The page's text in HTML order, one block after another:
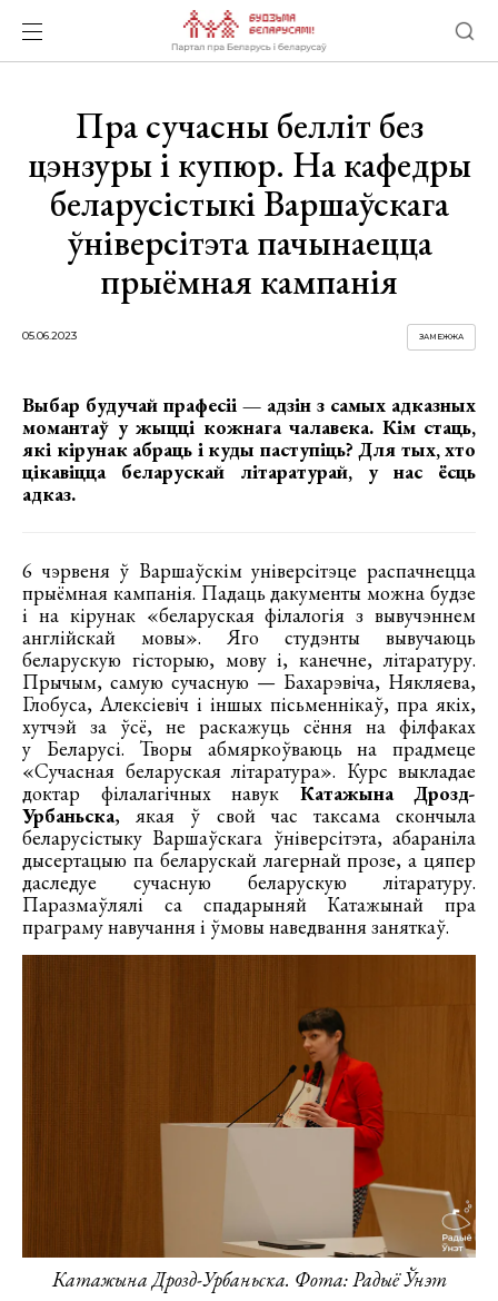
Пра сучасны белліт без
цэнзуры і купюр. На кафедры
беларусістыкі Варшаўскага
ўніверсітэта пачынаецца
прыёмная кампанія
05.06.2023 ЗАМЕЖЖА
Выбар будучай прафесіі — адзін з самых адказных
момантаў у жыцці кожнага чалавека. Кім стаць,
які кірунак абраць і куды паступіць? Для тых, хто
цікавіцца беларускай літаратурай, у нас ёсць
адказ.
6 чэрвеня ў Варшаўскім універсітэце распачнецца
прыёмная кампанія. Падаць дакументы можна будзе
і на кірунак «беларуская філалогія з вывучэннем
англійскай мовы». Яго студэнты вывучаюць
беларускую гісторыю, мову і, канечне, літаратуру.
Прычым, самую сучасную — Бахарэвіча, Някляева,
Глобуса, Алексіевіч і іншых пісьменнікаў, пра якіх,
хутчэй за ўсё, не раскажуць сёння на філфаках
у Беларусі. Творы абмяркоўваюць на прадмеце
«Сучасная беларуская літаратура». Курс выкладае
доктар філалагічных навук Катажына Дрозд-
Урбаньска, якая ў свой час таксама скончыла
беларусістыку Варшаўскага ўніверсітэта, абараніла
дысертацыю па беларускай лагернай прозе, а цяпер
даследуе сучасную беларускую літаратуру.
Паразмаўлялі са спадарыняй Катажынай пра
праграму навучання і ўмовы наведвання заняткаў.
Катажына Дрозд-Урбаньска. Фота: Радыё Ўнэт